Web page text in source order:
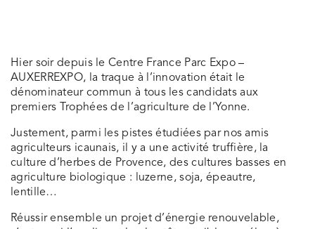
Hier soir depuis le Centre France Parc Expo –
AUXERREXPO, la traque à l’innovation était le
dénominateur commun à tous les candidats aux
premiers Trophées de l’agriculture de l’Yonne.
Justement, parmi les pistes étudiées par nos amis
agriculteurs icaunais, il y a une activité truffière, la
culture d’herbes de Provence, des cultures basses en
agriculture biologique : luzerne, soja, épeautre,
lentille…
Réussir ensemble un projet d’énergie renouvelable,